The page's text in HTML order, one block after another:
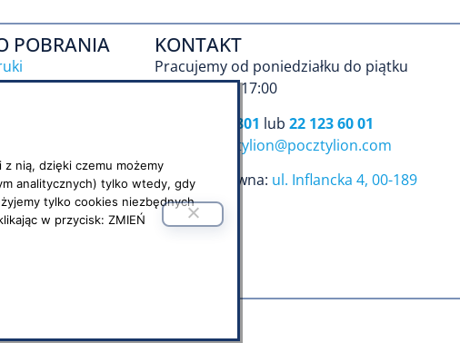
POBRANIA KONTAKT
Pracujemy od poniedziałku do piątku
Godz. 9:00 – 17:00
801 101 801 lub 22 123 60 01
pocztylion@pocztylion.com
Siedziba główna: ul. Inflancka 4, 00-189
Warszawa
nią, dzięki czemu możemy
analitycznych) tylko wtedy, gdy
tylko cookies niezbędnych
w przycisk: ZMIEŃ